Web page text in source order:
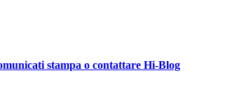
stampa o contattare Hi-Blog